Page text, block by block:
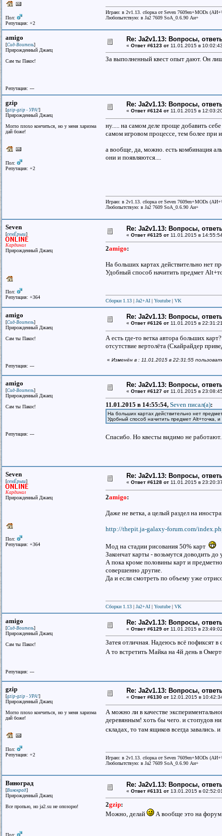
Пол:
Репутация: +2
Играю: в 2v1.13. сборка от Seven 7609en+MODs
Любопытствую: в Ja2 7609 SoA_0.6.90 Аи+
amigo
[Сид-Воитель]
Прирожденный Джаец
Сам ты Пакос!
Репутация: ---
Re: Ja2v1.13: Вопросы,
« Ответ #6123 от 11.01.2015 в
За выполненный квест опыт дают. Он
gzip
[gzip-gzip - УРА!]
Прирожденный Джаец
Могло плохо кончиться, но у меня харизма
дай божe!
Пол:
Репутация: +2
Re: Ja2v1.13: Вопросы,
« Ответ #6124 от 11.01.2015 в
ну..... на самом деле проще добавить
самом игровом процессе, тем более при
а вообще, да, можно. есть комбинация
они и появляются....
Играю: в 2v1.13. сборка от Seven 7609en+MODs
Любопытствую: в Ja2 7609 SoA_0.6.90 Аи+
Seven
[семЁрыш]
Кардинал
Прирожденный Джаец
Пол:
Репутация: +364
Re: Ja2v1.13: Вопросы,
« Ответ #6125 от 11.01.2015 в
2amigo:
На больших картах действительно нет
Удобный способ начитить предмет
Сборки 1.13 | Ja2+AI | Youtube | VK
amigo
[Сид-Воитель]
Прирожденный Джаец
Сам ты Пакос!
Репутация: ---
Re: Ja2v1.13: Вопросы,
« Ответ #6126 от 11.01.2015 в
А есть где-то ветка автора больших
отсутствие вертолёта (Скайрайдер
« Изменён в : 11.01.2015 в 22:31:55
amigo
[Сид-Воитель]
Прирожденный Джаец
Сам ты Пакос!
Репутация: ---
Re: Ja2v1.13: Вопросы,
« Ответ #6127 от 11.01.2015 в
11.01.2015 в 14:55:54, Seven писал(a):
На больших картах действительно нет
Удобный способ начитить предмет Alt+точка,
Спасибо. Но квесты видимо не
Seven
[семЁрыш]
Кардинал
Прирожденный Джаец
Пол:
Репутация: +364
Re: Ja2v1.13: Вопросы,
« Ответ #6128 от 11.01.2015 в
2amigo:
Даже не ветка, а целый раздел на
http://thepit.ja-galaxy-forum.com/
Мод на стадии рисования 50% карт
Закончат карты - возьмутся доводить
А пока кроме половины карт и
совершенно другие.
Да и если смотреть по объему уже
Сборки 1.13 | Ja2+AI | Youtube | VK
amigo
[Сид-Воитель]
Прирожденный Джаец
Сам ты Пакос!
Репутация: ---
Re: Ja2v1.13: Вопросы,
« Ответ #6129 от 11.01.2015 в
Затея отличная. Надеюсь всё пофиксят
А то встретить Майка на 4й день в
gzip
[gzip-gzip - УРА!]
Прирожденный Джаец
Могло плохо кончиться, но у меня харизма
дай божe!
Пол:
Репутация: +2
Re: Ja2v1.13: Вопросы,
« Ответ #6130 от 12.01.2015 в
А можно ли в качестве
деревянным! хоть бы чего. и стопудов
складах, то там ящиков всегда завались.
Играю: в 2v1.13. сборка от Seven 7609en+MODs
Любопытствую: в Ja2 7609 SoA_0.6.90 Аи+
Виноград
[Винокрад]
Прирожденный Джаец
Все пpопью, но ja2.su не опозоpю!
Пол:
Re: Ja2v1.13: Вопросы,
« Ответ #6131 от 13.01.2015 в
2gzip:
Можно, делай
А вообще это на форум